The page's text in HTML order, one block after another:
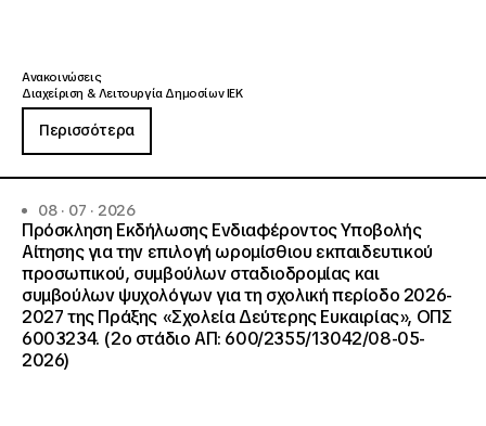
Ανακοινώσεις
Διαχείριση & Λειτουργία Δημοσίων ΙΕΚ
Περισσότερα
08 · 07 · 2026
Πρόσκληση Εκδήλωσης Ενδιαφέροντος Υποβολής
Αίτησης για την επιλογή ωρομίσθιου εκπαιδευτικού
προσωπικού, συμβούλων σταδιοδρομίας και
συμβούλων ψυχολόγων για τη σχολική περίοδο 2026-
2027 της Πράξης «Σχολεία Δεύτερης Ευκαιρίας», ΟΠΣ
6003234. (2ο στάδιο ΑΠ: 600/2355/13042/08-05-
2026)